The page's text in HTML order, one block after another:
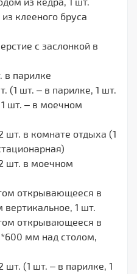
клееного бруса
с заслонкой в
в парилке
(1 шт. – в парилке, 1 шт.
шт. – в моечном
шт. в комнате отдыха (1
шт. в моечном
открывающееся в
1 шт.
открывающееся в
мм над столом,
шт. (1 шт. – в парилке, 1